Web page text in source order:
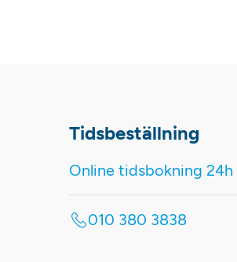
Tidsbeställning
Online tidsbokning 24h
010 380 3838